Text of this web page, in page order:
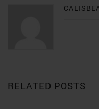
RELATED POSTS